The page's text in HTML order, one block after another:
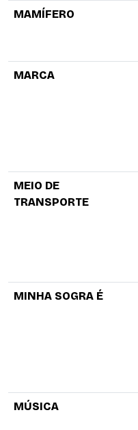
MAMÍFERO
MARCA
MEIO DE
TRANSPORTE
MINHA SOGRA É
MÚSICA